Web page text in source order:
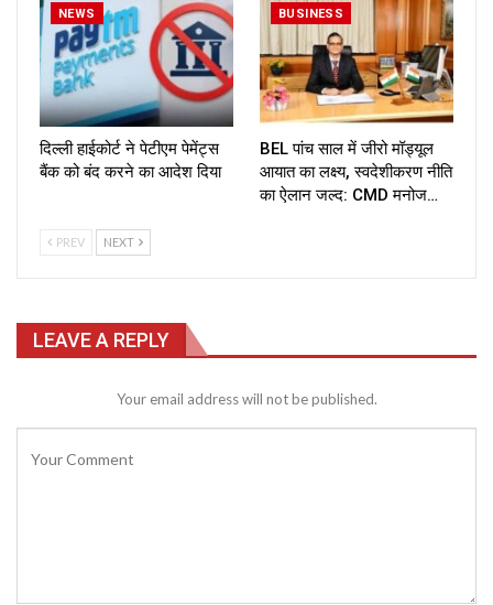
NEWS
दिल्ली हाईकोर्ट ने पेटीएम पेमेंट्स
बैंक को बंद करने का आदेश दिया
BUSINESS
BEL पांच साल में जीरो मॉड्यूल
आयात का लक्ष्य, स्वदेशीकरण नीति
का ऐलान जल्द: CMD मनोज…
PREV NEXT
LEAVE A REPLY
Your email address will not be published.